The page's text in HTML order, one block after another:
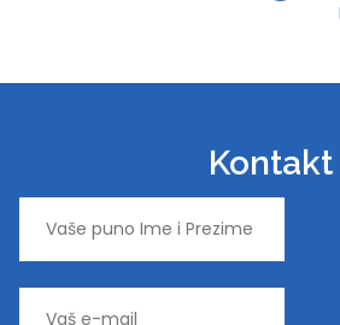
Kontakt